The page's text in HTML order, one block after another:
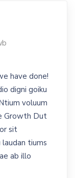
have done!
digni goiku
voluum
Growth Dut
sit
tiums
ab illo